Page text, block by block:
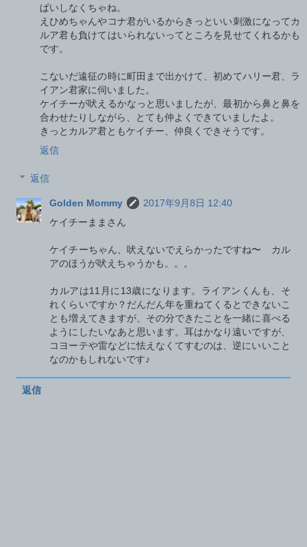
ぱいしなくちゃね。
えひめちゃんやコナ君がいるからきっといい刺激になってカ
ルア君も負けてはいられないってところを見せてくれるかも
です。
こないだ遠征の時に町田まで出かけて、初めてハリー君、ラ
イアン君家に伺いました。
ケイチーが吠えるかなっと思いましたが、最初から鼻と鼻を
合わせたりしながら、とても仲よくできていましたよ。
きっとカルア君ともケイチー、仲良くできそうです。
返信
返信
Golden Mommy
2017年9月8日 12:40
ケイチーままさん
ケイチーちゃん、吠えないでえらかったですね〜 カル
アのほうが吠えちゃうかも。。。
カルアは11月に13歳になります。ライアンくんも、そ
れくらいですか？だんだん年を重ねてくるとできないこ
とも増えてきますが、その分できたことを一緒に喜べる
ようにしたいなあと思います。耳はかなり遠いですが、
コヨーテや雷などに怯えなくてすむのは、逆にいいこと
なのかもしれないです♪
返信